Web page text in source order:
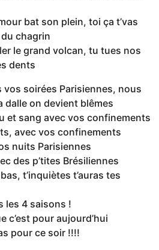
bat son plein, toi ça t’vas
chagrin
le grand volcan, tu tues nos
dents
vos soirées Parisiennes, nous
dalle on devient blêmes
et sang avec vos confinements
avec vos confinements
nuits Parisiennes
des p’tites Brésiliennes
t’inquiètes t’auras tes
les 4 saisons !
c’est pour aujourd’hui
pour ce soir !!!!